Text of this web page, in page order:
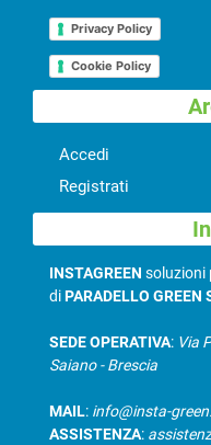
Privacy Policy
Cookie Policy
Accedi
Registrati
INSTAGREEN soluzioni
diPARADELLO GREEN
SEDE OPERATIVA: Via
Saiano - Brescia
MAIL: info@insta-
ASSISTENZA: